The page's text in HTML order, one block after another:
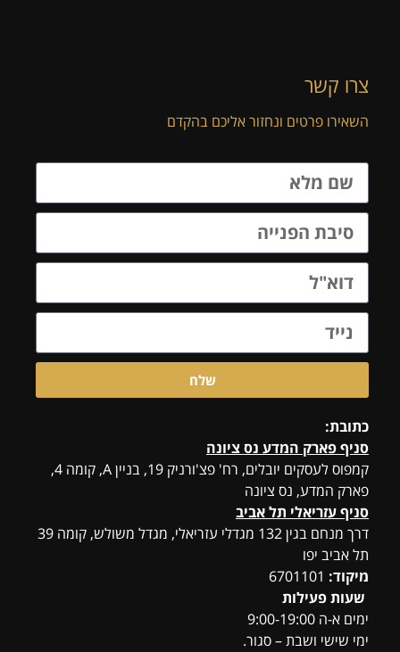
צרו קשר
השאירו פרטים ונחזור אליכם בהקדם
שלח
כתובת:
סניף פארק המדע נס ציונה
קמפוס לעסקים יובלים, רח' פצ'ורניק 19, בניין A, קומה 4,
פארק המדע, נס ציונה
סניף עזריאלי תל אביב
דרך מנחם בגין 132 מגדלי עזריאלי, מגדל משולש, קומה 39
תל אביב יפו
מיקוד:
שעות פעילות
ימים א-ה 9:00-19:00
ימי שישי ושבת – סגור.